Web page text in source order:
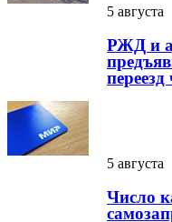
5 августа
РЖД и
переезд
5 августа
Число